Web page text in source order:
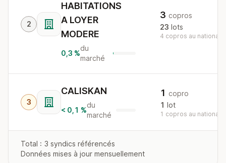
2
HABITATIONS
A LOYER
MODERE
0,3 %
du
marché
3 copros
23 lots
4 copros au national
3
CALISKAN
< 0,1 %
du
marché
1 copro
1 lot
1 copros au national
Total : 3 syndics référencés
Données mises à jour mensuellement